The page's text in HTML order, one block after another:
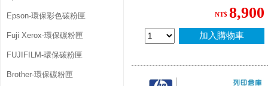
Epson-環保彩色碳粉匣
Fuji Xerox-環保碳粉匣
FUJIFILM-環保碳粉匣
Brother-環保碳粉匣
NT$ 8,900
加入購物車